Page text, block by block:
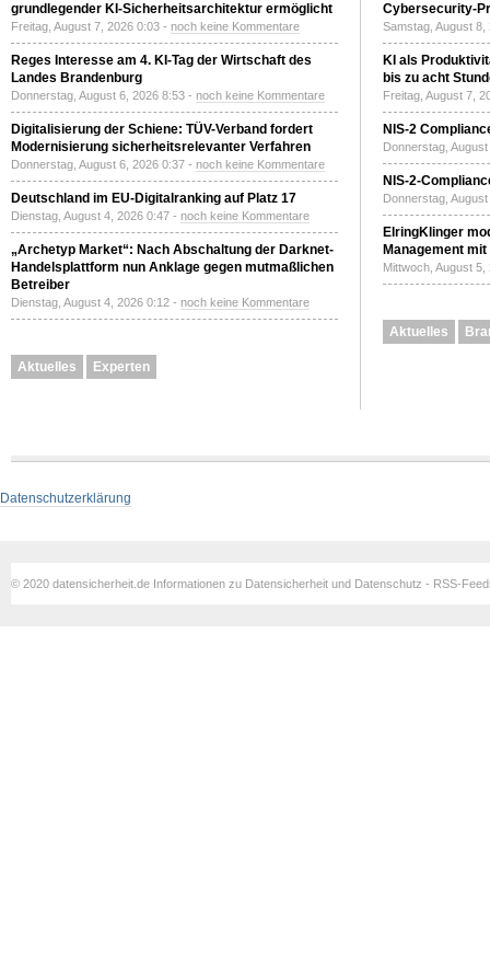
grundlegender KI-Sicherheitsarchitektur ermöglicht
Freitag, August 7, 2026 0:03 - noch keine Kommentare
Reges Interesse am 4. KI-Tag der Wirtschaft des
Landes Brandenburg
Donnerstag, August 6, 2026 8:53 - noch keine Kommentare
Digitalisierung der Schiene: TÜV-Verband fordert
Modernisierung sicherheitsrelevanter Verfahren
Donnerstag, August 6, 2026 0:37 - noch keine Kommentare
Deutschland im EU-Digitalranking auf Platz 17
Dienstag, August 4, 2026 0:47 - noch keine Kommentare
„Archetyp Market“: Nach Abschaltung der Darknet-
Handelsplattform nun Anklage gegen mutmaßlichen
Betreiber
Dienstag, August 4, 2026 0:12 - noch keine Kommentare
Aktuelles Experten
Cybersecurity-
Samstag, August
KI als
bis zu acht
Freitag, August 7,
NIS-2
Donnerstag,
NIS-2-
Donnerstag,
ElringKlinger
Management
Mittwoch, August
Aktuelles
Datenschutzerklärung
© 2020 datensicherheit.de Informationen zu Datensicherheit und Datenschutz - RSS-